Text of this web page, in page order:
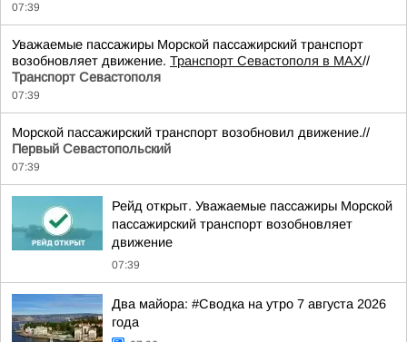
07:39
Уважаемые пассажиры Морской пассажирский транспорт
возобновляет движение. Транспорт Севастополя в MAX//
Транспорт Севастополя
07:39
Морской пассажирский транспорт возобновил движение.//
Первый Севастопольский
07:39
Рейд открыт. Уважаемые пассажиры Морской
пассажирский транспорт возобновляет
движение
07:39
Два майора: #Сводка на утро 7 августа 2026
года